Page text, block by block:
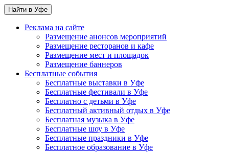
Найти в Уфе
Реклама на сайте
Размещение анонсов мероприятий
Размещение ресторанов и кафе
Размещение мест и площадок
Размещение баннеров
Бесплатные события
Бесплатные выставки в Уфе
Бесплатные фестивали в Уфе
Бесплатно с детьми в Уфе
Бесплатный активный отдых в Уфе
Бесплатная музыка в Уфе
Бесплатные шоу в Уфе
Бесплатные праздники в Уфе
Бесплатное образование в Уфе